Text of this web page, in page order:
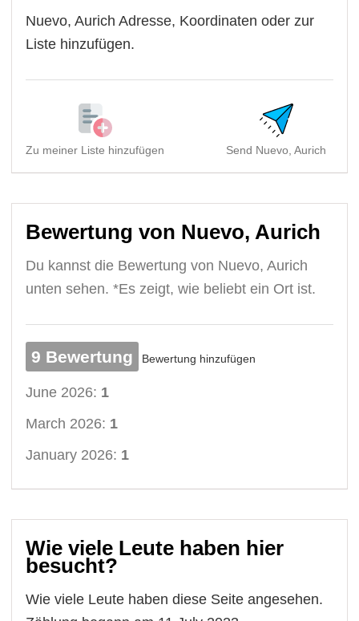
Nuevo, Aurich Adresse, Koordinaten oder zur
Liste hinzufügen.
Zu meiner Liste hinzufügen Send Nuevo, Aurich
Bewertung von Nuevo, Aurich
Du kannst die Bewertung von Nuevo, Aurich
unten sehen. *Es zeigt, wie beliebt ein Ort ist.
9 Bewertung Bewertung hinzufügen
June 2026: 1
March 2026: 1
January 2026: 1
Wie viele Leute haben hier
besucht?
Wie viele Leute haben diese Seite angesehen.